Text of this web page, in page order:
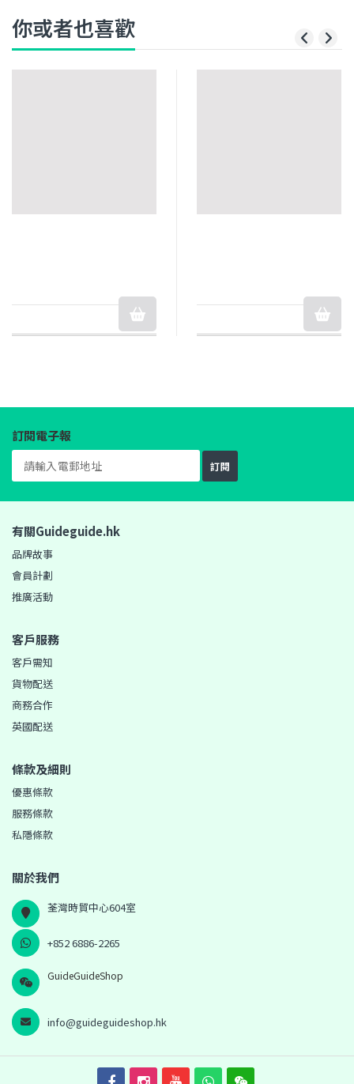
你或者也喜歡
訂閱電子報
訂閱
有關Guideguide.hk
品牌故事
會員計劃
推廣活動
客戶服務
客戶需知
貨物配送
商務合作
英國配送
條款及細則
優惠條款
服務條款
私隱條款
關於我們
荃灣時貿中心604室
+852 6886-2265
GuideGuideShop
info@guideguideshop.hk